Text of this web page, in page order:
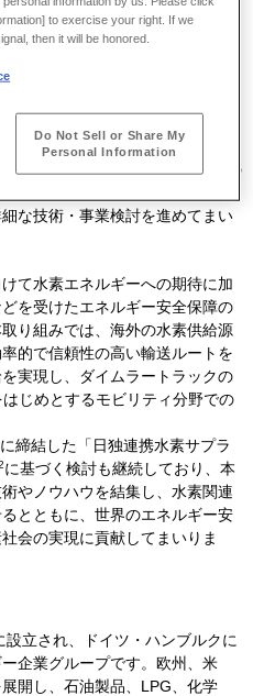
& Co. KG MB Energy
サプライチェーンの構築を目的
強みを結集し、ハンブルク港への
プライチェーンを
な技術・事業検討を進めてまい
て水素エネルギーへの期待に加
を受けたエネルギー安全保障の
り組みでは、海外の水素供給源
的で信頼性の高い輸送ルートを
実現し、ダイムラートラックの
はじめとするモビリティ分野での
に締結した「日独連携水素サプラ
に基づく検討も継続しており、本
やノウハウを結集し、水素関連
とともに、世界のエネルギー安
会の実現に貢献してまいりま
設立され、ドイツ・ハンブルクに
企業グループです。欧州、米
開し、石油製品、 LPG 、化学
to exercise your right. If we
then it will be honored.
Do Not Sell or Share My
Personal Information